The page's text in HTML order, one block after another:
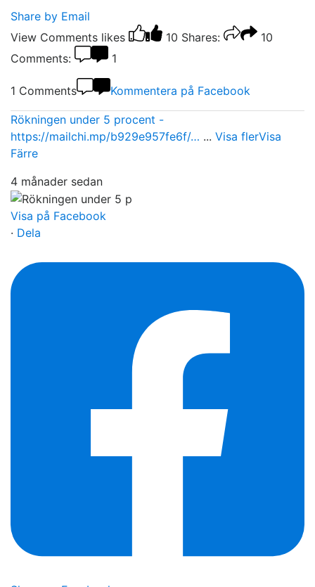
Share by Email
View Comments likes 10 Shares:
10
Comments:
1
1 Comments Kommentera på Facebook
Rökningen under 5 procent -
https://mailchi.mp/b929e957fe6f/… ... Visa flerVisa
Färre
4 månader sedan
Visa på Facebook
· Dela